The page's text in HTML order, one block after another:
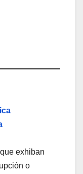
exhiban
o